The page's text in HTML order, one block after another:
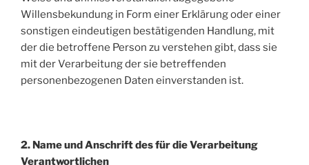
Willensbekundung in Form einer Erklärung oder einer
sonstigen eindeutigen bestätigenden Handlung, mit
der die betroffene Person zu verstehen gibt, dass sie
mit der Verarbeitung der sie betreffenden
personenbezogenen Daten einverstanden ist.
2. Name und Anschrift des für die Verarbeitung
Verantwortlichen